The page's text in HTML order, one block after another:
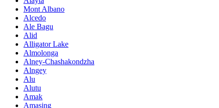
Mont Albano
Alcedo
Ale Bagu
Alid
Alligator Lake
Almolonga
Alney-Chashakondzha
Alngey
Alu
Alutu
Amak
Amasing